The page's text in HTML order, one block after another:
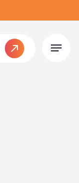
Menu